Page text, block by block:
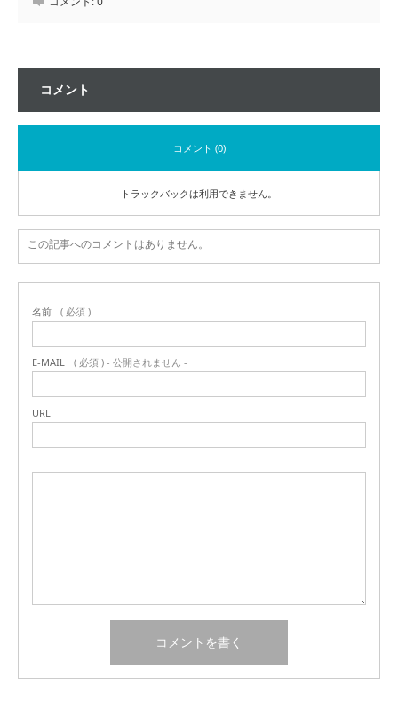
コメント
コメント (0)
トラックバックは利用できません。
この記事へのコメントはありません。
名前 ( 必須 )
E-MAIL ( 必須 ) - 公開されません -
URL